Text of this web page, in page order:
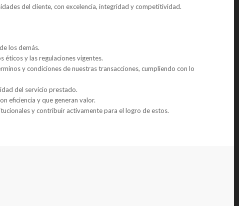
del cliente, con excelencia, integridad y competitividad.
los demás.
éticos y las regulaciones vigentes.
y condiciones de nuestras transacciones, cumpliendo con lo
del servicio prestado.
eficiencia y que generan valor.
y contribuir activamente para el logro de estos.